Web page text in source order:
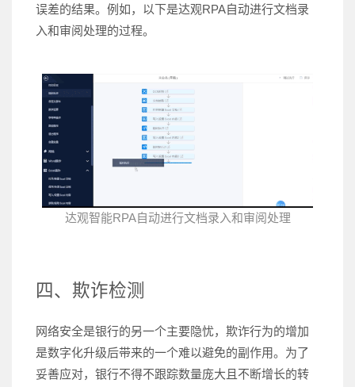
误差的结果。例如，以下是达观RPA自动进行文档录
入和审阅处理的过程。
达观智能RPA自动进行文档录入和审阅处理
四、欺诈检测
网络安全是银行的另一个主要隐忧，欺诈行为的增加
是数字化升级后带来的一个难以避免的副作用。为了
妥善应对，银行不得不跟踪数量庞大且不断增长的转